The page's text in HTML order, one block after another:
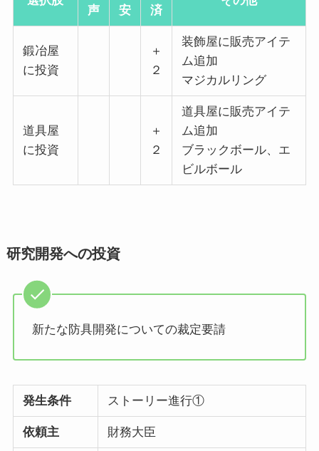
声 安 済
鍛冶屋
に投資
＋
２
装飾屋に販売アイテ
ム追加
マジカルリング
道具屋
に投資
＋
２
道具屋に販売アイテ
ム追加
ブラックボール、エ
ビルボール
研究開発への投資
新たな防具開発についての裁定要請
発生条件 ストーリー進行①
依頼主 財務大臣